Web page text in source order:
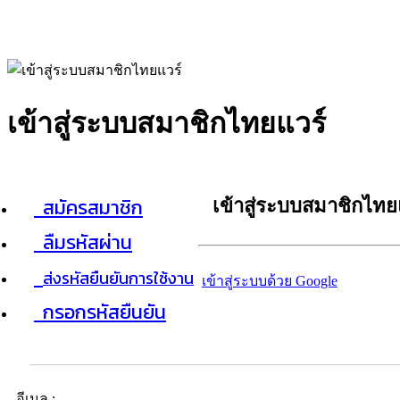
เข้าสู่ระบบสมาชิกไทยแวร์
สมัครสมาชิก
ลืมรหัสผ่าน
ส่งรหัสยืนยันการใช้งาน
กรอกรหัสยืนยัน
เข้าสู่ระบบสมาชิกไท
เข้าสู่ระบบด้วย Google